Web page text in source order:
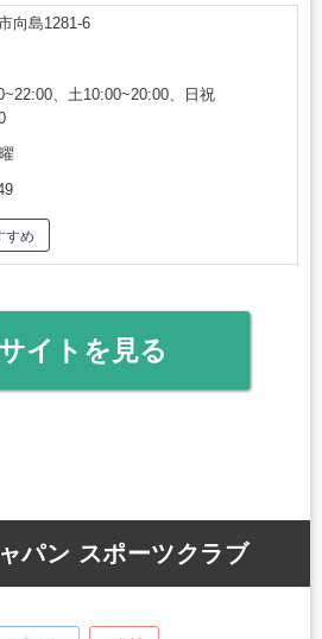
向島1281-6
、土10:00~20:00、日祝
すめ
イトを見る
パン スポーツクラブ